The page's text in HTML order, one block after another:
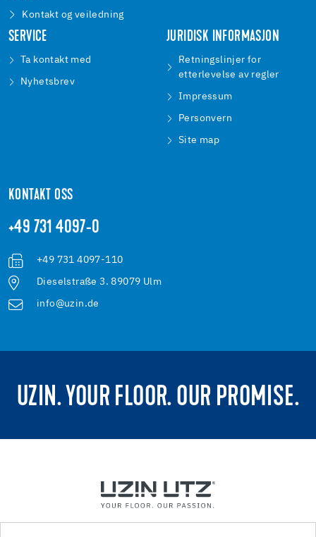
Kontakt og veiledning
SERVICE
Ta kontakt med
Nyhetsbrev
JURIDISK INFORMASJON
Retningslinjer for
etterlevelse av regler
Impressum
Personvern
Site map
KONTAKT OSS
+49 731 4097-0
+49 731 4097-110
Dieselstraße 3. 89079 Ulm
info@uzin.de
UZIN. YOUR FLOOR. OUR PROMISE.